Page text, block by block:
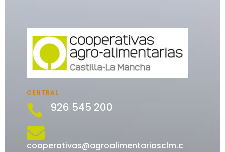
CENTRAL
 926 545 200

cooperativas@agroalimentariasclm.c